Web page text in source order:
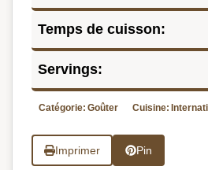
Temps de cuisson:
Servings:
Catégorie: Goûter Cuisine:
Imprimer Pin